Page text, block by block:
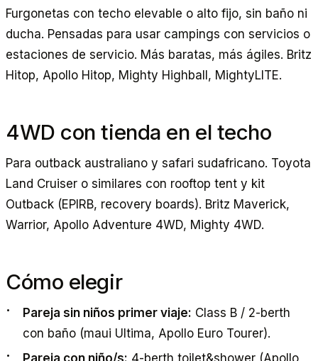
Furgonetas con techo elevable o alto fijo, sin baño ni
ducha. Pensadas para usar campings con servicios o
estaciones de servicio. Más baratas, más ágiles. Britz
Hitop, Apollo Hitop, Mighty Highball, MightyLITE.
4WD con tienda en el techo
Para outback australiano y safari sudafricano. Toyota
Land Cruiser o similares con rooftop tent y kit
Outback (EPIRB, recovery boards). Britz Maverick,
Warrior, Apollo Adventure 4WD, Mighty 4WD.
Cómo elegir
Pareja sin niños primer viaje: Class B / 2-berth
con baño (maui Ultima, Apollo Euro Tourer).